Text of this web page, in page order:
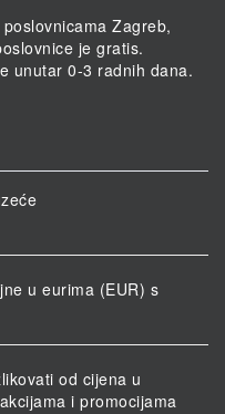
Zagreb,
je gratis.
unutar 0-3 radnih dana.
u eurima (EUR) s
od cijena u
i promocijama